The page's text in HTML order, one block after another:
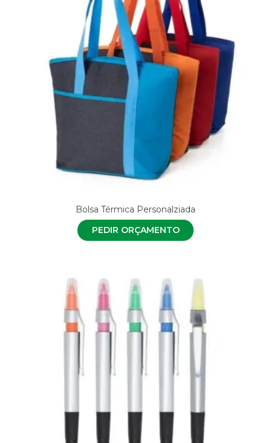
Bolsa Térmica Personalziada
PEDIR ORÇAMENTO